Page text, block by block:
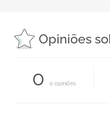
Opiniões
0 0 opiniões